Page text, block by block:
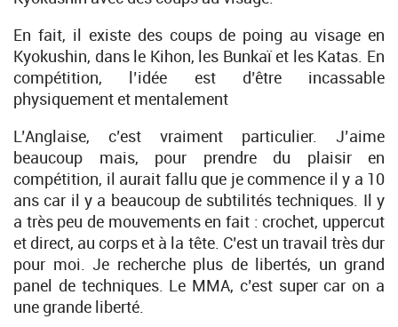
En fait, il existe des coups de poing au visage en
Kyokushin, dans le Kihon, les Bunkaï et les Katas. En
compétition, l’idée est d’être incassable
physiquement et mentalement
L’Anglaise, c’est vraiment particulier. J’aime
beaucoup mais, pour prendre du plaisir en
compétition, il aurait fallu que je commence il y a 10
ans car il y a beaucoup de subtilités techniques. Il y
a très peu de mouvements en fait : crochet, uppercut
et direct, au corps et à la tête. C’est un travail très dur
pour moi. Je recherche plus de libertés, un grand
panel de techniques. Le MMA, c’est super car on a
une grande liberté.